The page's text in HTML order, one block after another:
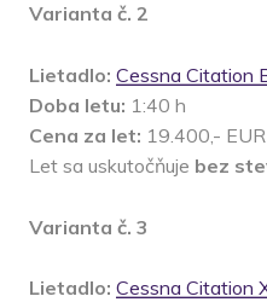
Varianta č. 2
Lietadlo: Cessna Citation
Doba letu: 1:40 h
Cena za let: 19.400,- EUR
Let sa uskutočňuje bez
Varianta č. 3
Lietadlo: Cessna Citation